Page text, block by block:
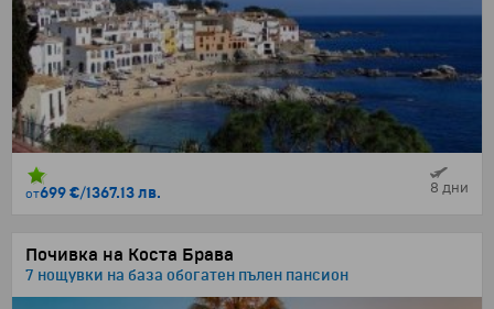
от699 €/1367.13 лв. 8 дни
Почивка на Коста Брава
7 нощувки на база обогатен пълен пансион